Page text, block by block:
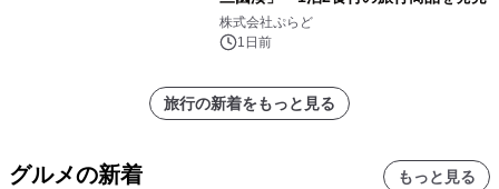
株式会社ぷらど
1日前
旅行の新着をもっと見る
グルメの新着 もっと見る